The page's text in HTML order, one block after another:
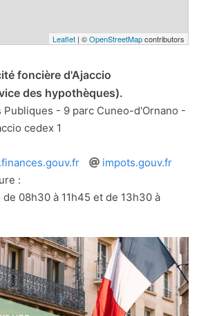
Leaflet | ©OpenStreetMapcontributors
foncière d'Ajaccio
des hypothèques).
Publiques - 9 parc Cuneo-d'Ornano -
cedex 1
Site
impots.gouv.fr
:
08h30 à 11h45 et de 13h30 à